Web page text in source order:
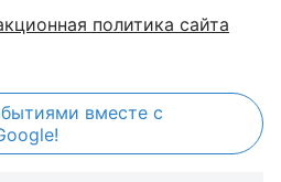
политика сайта
вместе с